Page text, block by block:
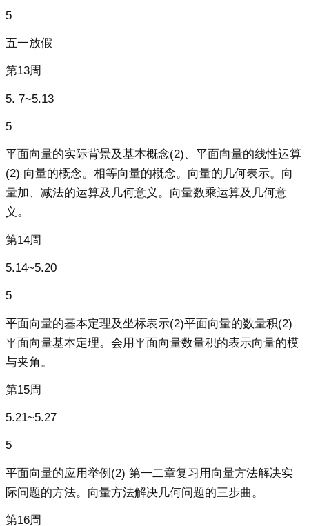
5
五一放假
第13周
5. 7~5.13
5
平面向量的实际背景及基本概念(2)、平面向量的线性运算
(2) 向量的概念。相等向量的概念。向量的几何表示。向
量加、减法的运算及几何意义。向量数乘运算及几何意
义。
第14周
5.14~5.20
5
平面向量的基本定理及坐标表示(2)平面向量的数量积(2)
平面向量基本定理。会用平面向量数量积的表示向量的模
与夹角。
第15周
5.21~5.27
5
平面向量的应用举例(2) 第一二章复习用向量方法解决实
际问题的方法。向量方法解决几何问题的三步曲。
第16周